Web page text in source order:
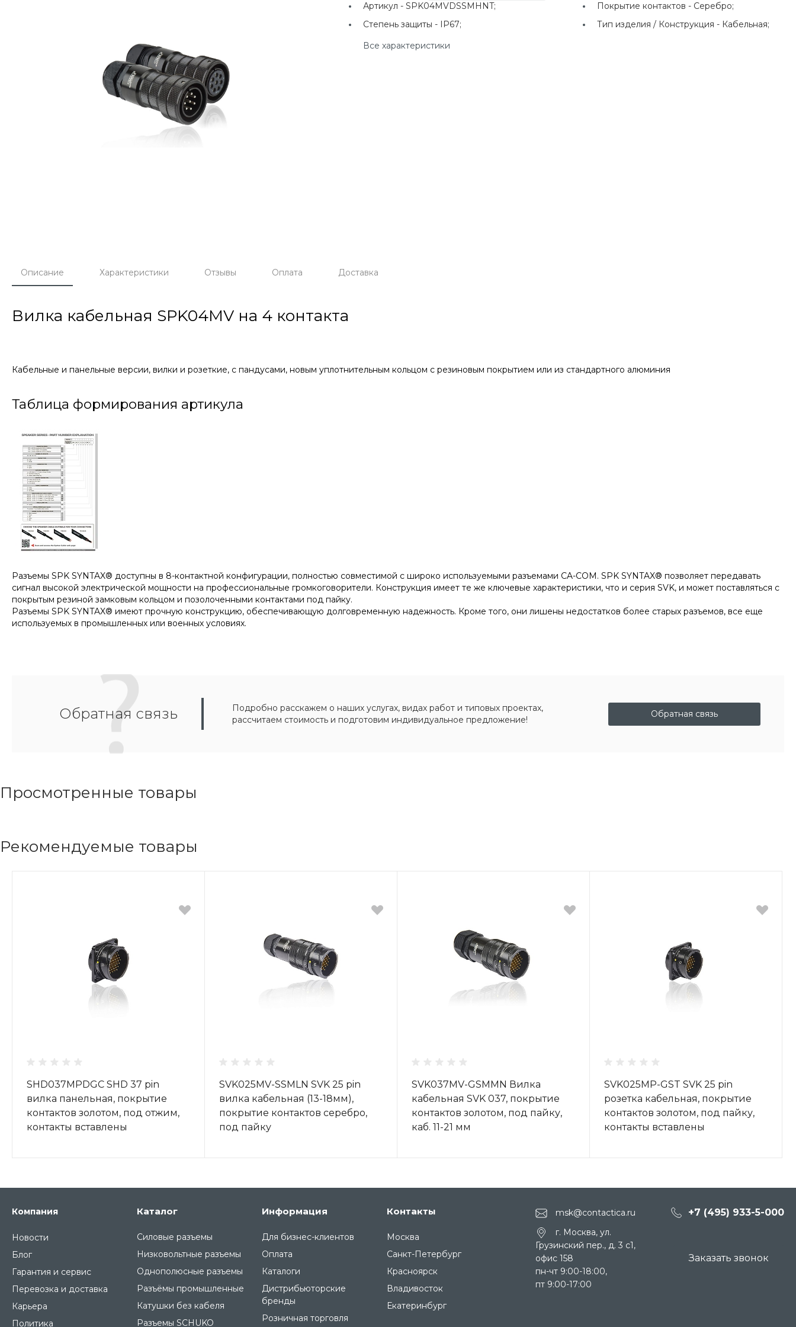
г. Екатеринбург, ул.
+7(924) 433-50-00
Артикул -SPK04MVDSSMHNT; Покрытие контактов - Серебро;
Степень защиты - IP67; Тип изделия / Конструкция - Кабельная;
Все характеристики
Описание Характеристики Отзывы Оплата Доставка
Вилка кабельная SPK04MV на 4 контакта
Кабельные и панельные версии, вилки и розеткие, с пандусами, новым уплотнительным кольцом с резиновым покрытием или из стандартного алюминия
Таблица формирования артикула
Разъемы SPK SYNTAX® доступны в 8-контактной конфигурации, полностью совместимой с широко используемыми разъемами CA-COM. SPK SYNTAX® позволяет передавать
сигнал высокой электрической мощности на профессиональные громкоговорители. Конструкция имеет те же ключевые характеристики, что и серия SVK, и может поставляться с
покрытым резиной замковым кольцом и позолоченными контактами под пайку.
Разъемы SPK SYNTAX® имеют прочную конструкцию, обеспечивающую долговременную надежность. Кроме того, они лишены недостатков более старых разъемов, все еще
используемых в промышленных или военных условиях.
Обратная связь
Подробно расскажем о наших услугах, видах работ и типовых проектах,
рассчитаем стоимость и подготовим индивидуальное предложение!
Обратная связь
Просмотренные товары
Рекомендуемые товары
SHD037MPDGC SHD 37 pin
вилка панельная, покрытие
контактов золотом, под отжим,
контакты вставлены
SVK025MV-SSMLN SVK 25 pin
вилка кабельная (13-18мм),
покрытие контактов серебро,
под пайку
SVK037MV-GSMMN Вилка
кабельная SVK 037, покрытие
контактов золотом, под пайку,
каб. 11-21 мм
SVK025MP-GST SVK 25 pin
розетка кабельная, покрытие
контактов золотом, под пайку,
контакты вставлены
Компания
Новости
Блог
Гарантия и сервис
Перевозка и доставка
Карьера
Политика
Каталог
Силовые разъемы
Низковольтные разъемы
Однополюсные разъемы
Разъёмы промышленные
Катушки без кабеля
Разъемы SCHUKO
Информация
Для бизнес-клиентов
Оплата
Каталоги
Дистрибьюторские
бренды
Розничная торговля
Контакты
Москва
Санкт-Петербург
Красноярск
Владивосток
Екатеринбург
msk@contactica.ru +7 (495) 933-5-000
г. Москва, ул.
Грузинский пер., д. 3 c1,
офис 158
пн-чт 9:00-18:00,
пт 9:00-17:00
Заказать звонок